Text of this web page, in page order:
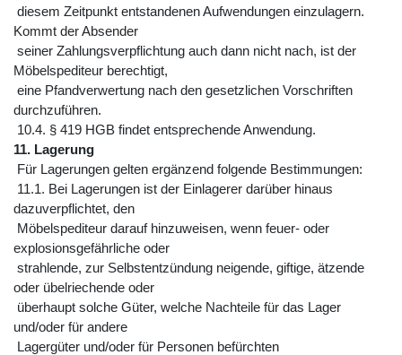
diesem Zeitpunkt entstandenen Aufwendungen einzulagern.
Kommt der Absender
seiner Zahlungsverpflichtung auch dann nicht nach, ist der
Möbelspediteur berechtigt,
eine Pfandverwertung nach den gesetzlichen Vorschriften
durchzuführen.
10.4. § 419 HGB findet entsprechende Anwendung.
11. Lagerung
Für Lagerungen gelten ergänzend folgende Bestimmungen:
11.1. Bei Lagerungen ist der Einlagerer darüber hinaus
dazuverpflichtet, den
Möbelspediteur darauf hinzuweisen, wenn feuer- oder
explosionsgefährliche oder
strahlende, zur Selbstentzündung neigende, giftige, ätzende
oder übelriechende oder
überhaupt solche Güter, welche Nachteile für das Lager
und/oder für andere
Lagergüter und/oder für Personen befürchten